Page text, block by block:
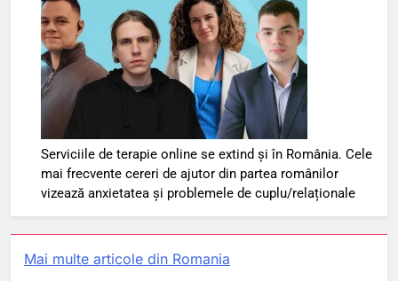
Serviciile de terapie online se extind și în România. Cele
mai frecvente cereri de ajutor din partea românilor
vizează anxietatea și problemele de cuplu/relaționale
Mai multe articole din Romania